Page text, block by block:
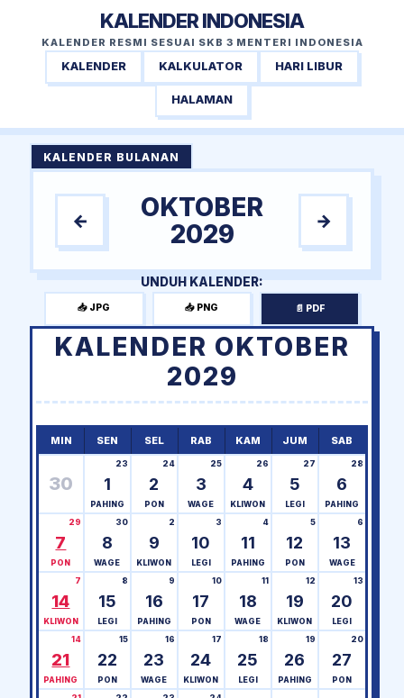
KALENDER INDONESIA
KALENDER RESMI SESUAI SKB 3 MENTERI INDONESIA
KALENDER KALKULATOR HARI LIBUR
HALAMAN
KALENDER BULANAN
←
OKTOBER
2029
→
UNDUH KALENDER:
📥 JPG 📥 PNG 📄 PDF
KALENDER OKTOBER
2029
MIN SEN SEL RAB KAM JUM SAB
30 1
23
PAHING
2
24
PON
3
25
WAGE
4
26
KLIWON
5
27
LEGI
6
28
PAHING
7
29
PON
8
30
WAGE
9
2
KLIWON
10
3
LEGI
11
4
PAHING
12
5
PON
13
6
WAGE
14
7
KLIWON
15
8
LEGI
16
9
PAHING
17
10
PON
18
11
WAGE
19
12
KLIWON
20
13
LEGI
21
14
PAHING
22
15
PON
23
16
WAGE
24
17
KLIWON
25
18
LEGI
26
19
PAHING
27
20
PON